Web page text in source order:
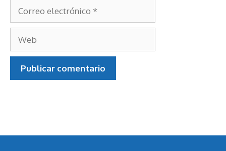
Correo
electrónico
Web